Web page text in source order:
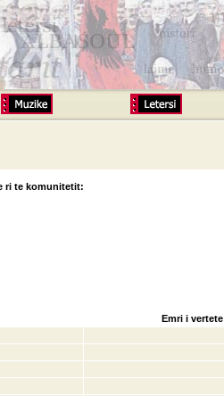
ri te komunitetit:
Emri i vertete